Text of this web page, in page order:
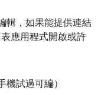
輯，如果能提供連結
應用程式開啟或許
試過可編）